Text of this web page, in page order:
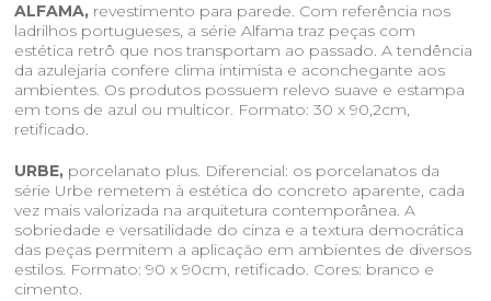
ALFAMA, revestimento para parede. Com referência nos
ladrilhos portugueses, a série Alfama traz peças com
estética retrô que nos transportam ao passado. A tendência
da azulejaria confere clima intimista e aconchegante aos
ambientes. Os produtos possuem relevo suave e estampa
em tons de azul ou multicor. Formato: 30 x 90,2cm,
retificado.
URBE, porcelanato plus. Diferencial: os porcelanatos da
série Urbe remetem à estética do concreto aparente, cada
vez mais valorizada na arquitetura contemporânea. A
sobriedade e versatilidade do cinza e a textura democrática
das peças permitem a aplicação em ambientes de diversos
estilos. Formato: 90 x 90cm, retificado. Cores: branco e
cimento.